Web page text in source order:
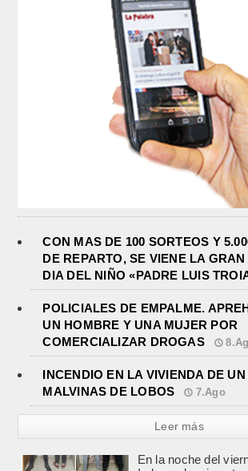
CON MAS DE 100 SORTEOS Y
DE REPARTO, SE VIENE LA
DIA DEL NIÑO «PADRE LUIS
POLICIALES DE EMPALME.
UN HOMBRE Y UNA MUJER POR
COMERCIALIZAR DROGAS
INCENDIO EN LA VIVIENDA DE
MALVINAS DE LOBOS
7.Ago
Leer más
INCENDIO EN LA